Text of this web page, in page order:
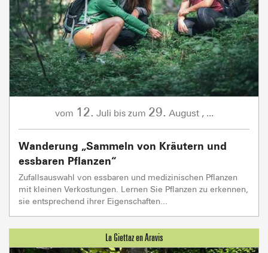
vom 12. Juli bis zum 29. August, ...
Wanderung „Sammeln von Kräutern und
essbaren Pflanzen“
Zufallsauswahl von essbaren und medizinischen Pflanzen
mit kleinen Verkostungen. Lernen Sie Pflanzen zu erkennen,
sie entsprechend ihrer Eigenschaften...